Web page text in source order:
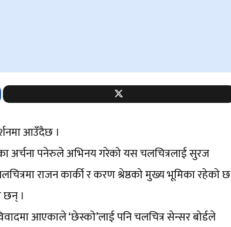
आउँदैछ ।
अर्चना पनेरुले अभिनय गरेको यस चलचित्रलाई सुरज
राजन कार्की र करण श्रेष्ठको मुख्य भूमिका रहेको छ
छन् ।
आएकाले ‘छेस्को’लाई पनि चलचित्र सेन्सर बोर्डले